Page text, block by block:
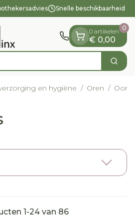
Snelle beschikbaarheid
Zoek
0 artikelen
€ 0,00
0
en hygiëne / Oren /
1-24van 86